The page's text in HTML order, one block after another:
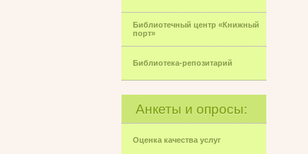
Библиотечный центр «Книжный
порт»
Библиотека-репозитарий
Анкеты и опросы:
Оценка качества услуг